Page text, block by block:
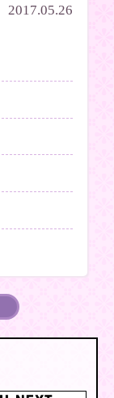
2017.05.26